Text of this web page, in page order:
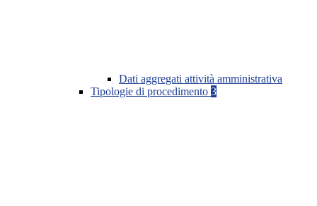
Dati aggregati attività amministrativa
Tipologie di procedimento 3